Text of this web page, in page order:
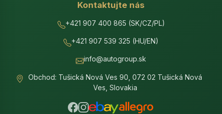
Kontaktujte nás
+421 907 400 865 (SK/CZ/PL)
+421 907 539 325 (HU/EN)
info@autogroup.sk
Obchod: Tušická Nová Ves 90, 072 02 Tušická Nová
Ves, Slovakia